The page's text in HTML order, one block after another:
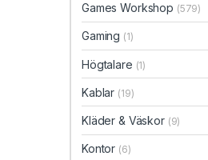
Games Workshop (579)
Gaming (1)
Högtalare (1)
Kablar (19)
Kläder & Väskor (9)
Kontor (6)